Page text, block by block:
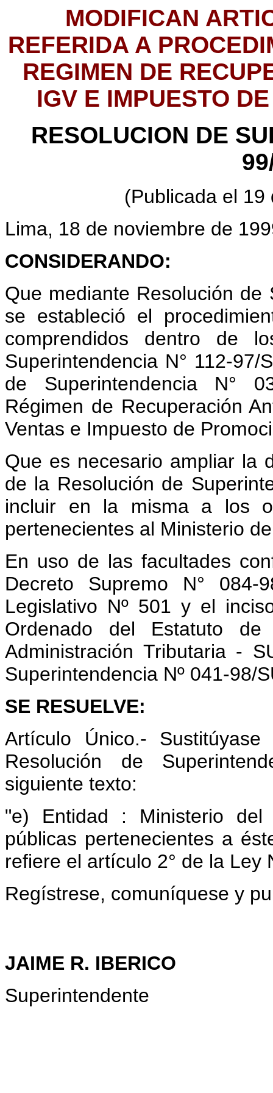
MODIFICAN
REFERIDA A
REGIMEN DE
IGV E IMPUESTO
RESOLUCION DE
(Publicada el
Lima, 18 de noviembre de
CONSIDERANDO:
Que mediante Resolución de
se estableció el
comprendidos dentro de
Superintendencia N° 112-97/
de Superintendencia N°
Régimen de Recuperación
Ventas e Impuesto de
Que es necesario ampliar la
de la Resolución de
incluir en la misma a los
pertenecientes al Ministerio
En uso de las facultades
Decreto Supremo N°
Legislativo Nº 501 y el
Ordenado del Estatuto de
Administración Tributaria -
Superintendencia Nº 041-98/
SE RESUELVE:
Artículo Único.-
Resolución de
siguiente texto:
"e) Entidad : Ministerio del
públicas pertenecientes a
refiere el artículo 2° de la Ley
Regístrese, comuníquese y
JAIME R. IBERICO
Superintendente